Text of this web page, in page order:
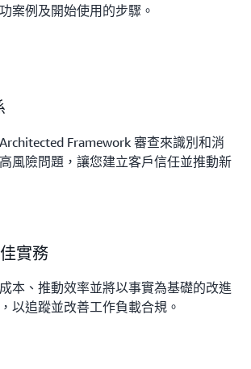
案例及開始使用的步驟。
Framework 審查來識別和消
風險問題，讓您建立客戶信任並推動新
實務
本、推動效率並將以事實為基礎的改進
以追蹤並改善工作負載合規。